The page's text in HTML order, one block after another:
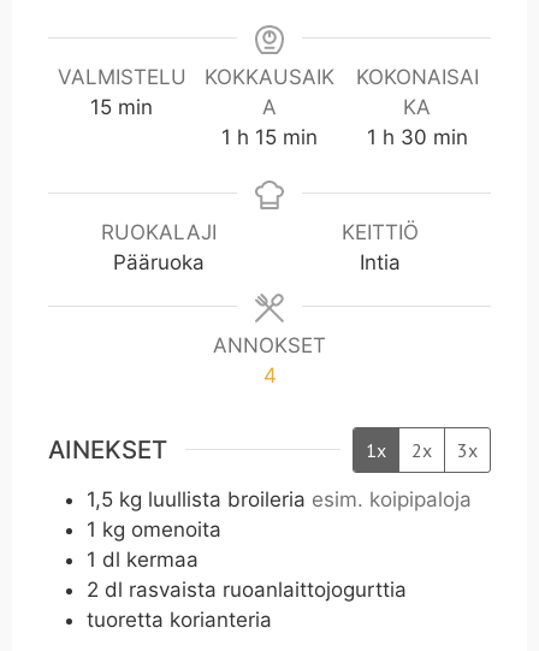
VALMISTELU
15mmin
KOKKAUSAIK
A
1
n
h 15m
n
min
KOKONAISAI
KA
1
n
t
i
h 30m
n
min
RUOKALAJI
Pääruoka
KEITTIÖ
Intia
ANNOKSET
4
AINEKSET 1x 2x 3x
1,5 kg luullista broileria esim. koipipaloja
1 kg omenoita
1 dl kermaa
2 dl rasvaista ruoanlaittojogurttia
tuoretta korianteria